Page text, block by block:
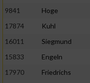
9841
Hoge
17874
Kuhl
16011
Siegmund
15833
Engeln
17970
Friedrichs